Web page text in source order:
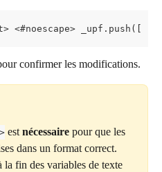
<#noescape>
confirmer les modifications.
est nécessaire pour que les
dans un format correct.
la fin des variables de texte